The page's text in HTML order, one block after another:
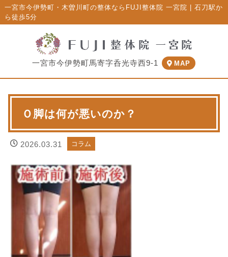
一宮市今伊勢町・木曽川町の整体ならFUJI整体院 一宮院 | 石刀駅か
ら徒歩5分
一宮市今伊勢町馬寄字呑光寺西9-1 MAP
Ｏ脚は何が悪いのか？
2026.03.31 コラム